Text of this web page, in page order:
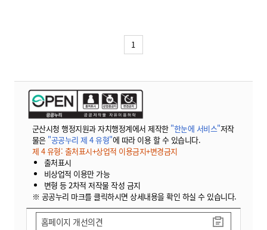
1
군산시청 행정지원과 자치행정계에서 제작한 "한눈에 서비스"저작
물은 "공공누리 제 4 유형"에 따라 이용 할 수 있습니다.
제 4 유형: 출처표시+상업적 이용금지+변경금지
출처표시
비상업적 이용만 가능
변형 등 2차적 저작물 작성 금지
※ 공공누리 마크를 클릭하시면 상세내용을 확인 하실 수 있습니다.
홈페이지 개선의견